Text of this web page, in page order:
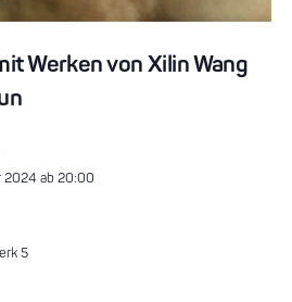
Werken von Xilin Wang
2024 ab 20:00
5